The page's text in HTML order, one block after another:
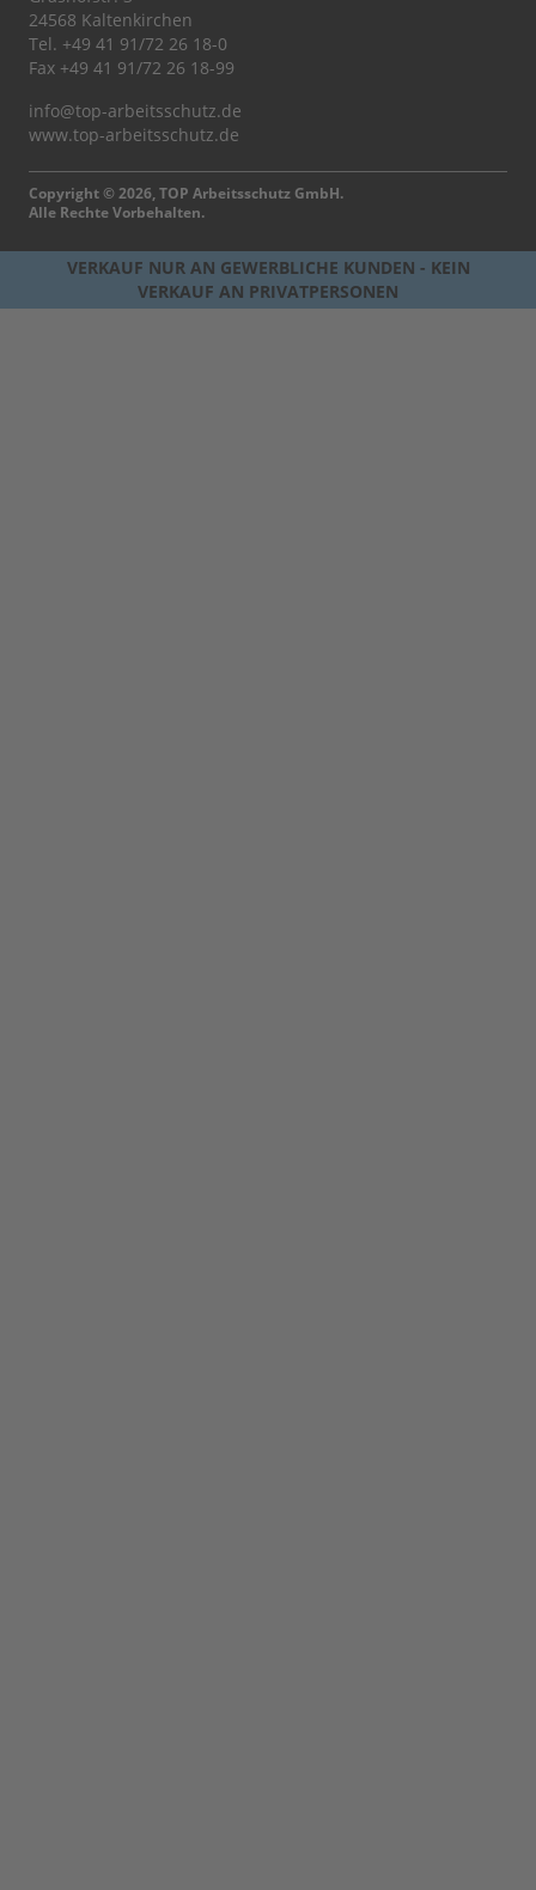
24568 Kaltenkirchen
Tel. +49 41 91/72 26 18-0
Fax +49 41 91/72 26 18-99
info@top-arbeitsschutz.de
www.top-arbeitsschutz.de
Copyright © 2026, TOP Arbeitsschutz GmbH.
Alle Rechte Vorbehalten.
VERKAUF NUR AN GEWERBLICHE KUNDEN - KEIN
VERKAUF AN PRIVATPERSONEN